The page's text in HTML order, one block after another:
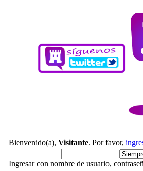
Bienvenido(a), Visitante. Por favor,
Ingresar con nombre de usuario,